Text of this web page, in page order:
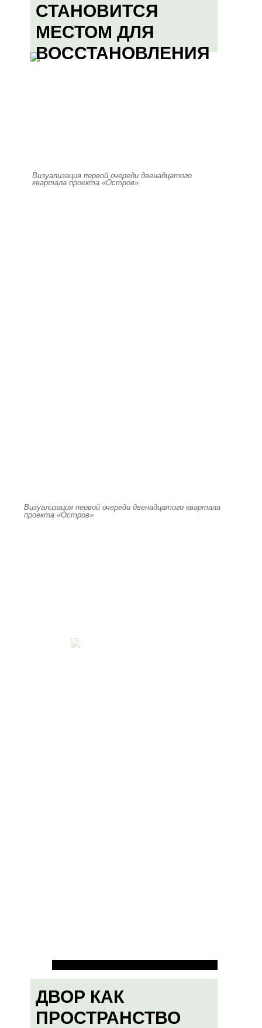
СТАНОВИТСЯ
МЕСТОМ ДЛЯ
ВОССТАНОВЛЕНИЯ
Визуализация первой очереди двенадцатого
квартала проекта «Остров»
Визуализация первой очереди двенадцатого квартала
проекта «Остров»
ДВОР КАК
ПРОСТРАНСТВО